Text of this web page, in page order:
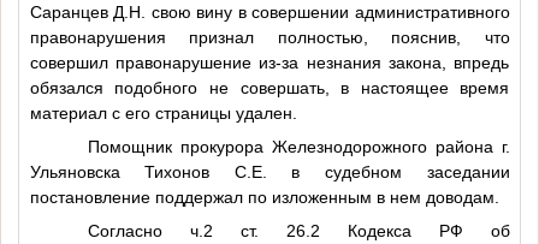
Саранцев Д.Н. свою вину в совершении административного
правонарушения признал полностью, пояснив, что
совершил правонарушение из-за незнания закона, впредь
обязался подобного не совершать, в настоящее время
материал с его страницы удален.
Помощник прокурора Железнодорожного района г.
Ульяновска Тихонов С.Е. в судебном заседании
постановление поддержал по изложенным в нем доводам.
Согласно ч.2 ст. 26.2 Кодекса РФ об